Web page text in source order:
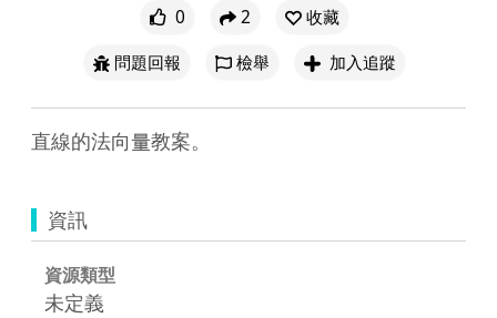
0 2
收藏
問題回報
檢舉 加入追蹤
直線的法向量教案。
資訊
資源類型
未定義